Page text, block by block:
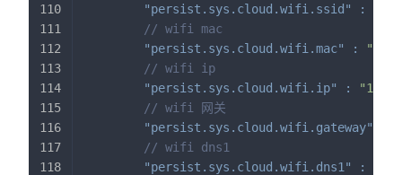
"persist.sys.cloud.wifi.ssid"
:
// wifi mac
"persist.sys.cloud.wifi.mac"
:
// wifi ip
"persist.sys.cloud.wifi.ip"
:
// wifi 网关
"persist.sys.cloud.wifi.gateway"
// wifi dns1
"persist.sys.cloud.wifi.dns1"
: